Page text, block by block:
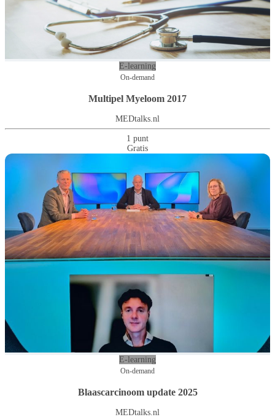
E-learning
On-demand
Multipel Myeloom 2017
MEDtalks.nl
1 punt
Gratis
E-learning
On-demand
Blaascarcinoom update 2025
MEDtalks.nl